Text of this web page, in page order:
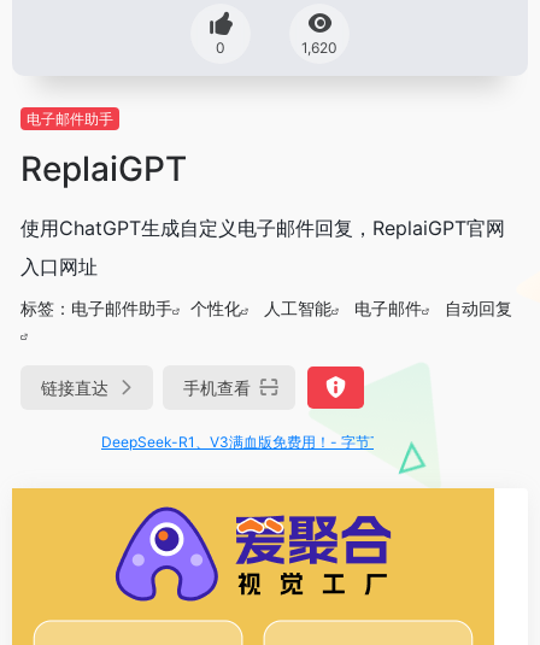
0 1,620
电子邮件助手
ReplaiGPT
使用ChatGPT生成自定义电子邮件回复，ReplaiGPT官网
入口网址
标签： 电子邮件助手 个性化 人工智能 电子邮件 自动回复
链接直达 手机查看
DeepSeek-R1、V3满血版免费用！- 字节Trae即可编程又可聊天